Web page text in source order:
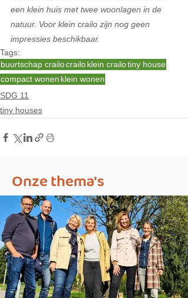
een klein huis met twee woonlagen in de
natuur. Voor klein crailo zijn nog geen
impressies beschikbaar.
Tags:
buurtschap crailocrailoklein crailotiny house
compact wonen klein wonen
SDG 11
tiny houses
Onze thema's